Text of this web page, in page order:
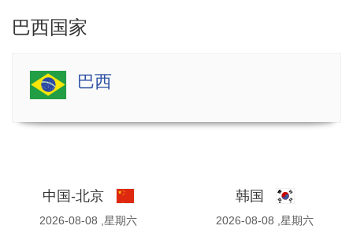
巴西国家
巴西
中国-北京
2026-08-08 ,星期六
韩国
2026-08-08 ,星期六